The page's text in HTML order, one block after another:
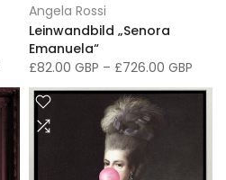
Angela Rossi
Leinwandbild „Senora
Emanuela“
£82.00 GBP – £726.00 GBP